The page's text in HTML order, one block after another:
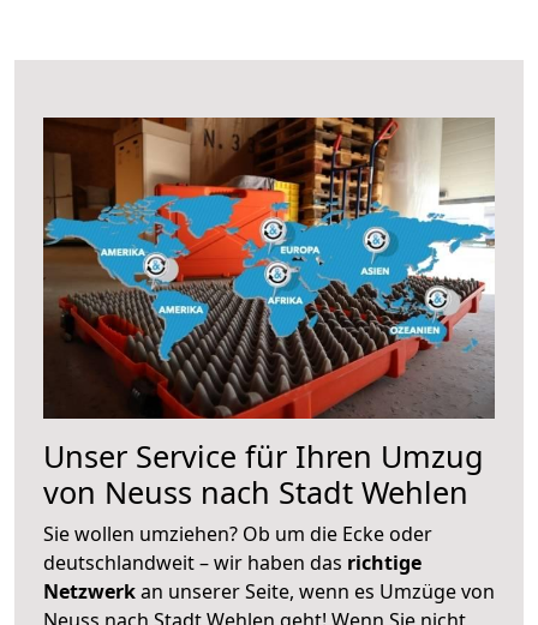
Unser Service für Ihren Umzug
von Neuss nach Stadt Wehlen
Sie wollen umziehen? Ob um die Ecke oder
deutschlandweit – wir haben das richtige
Netzwerkan unserer Seite, wenn es Umzüge von